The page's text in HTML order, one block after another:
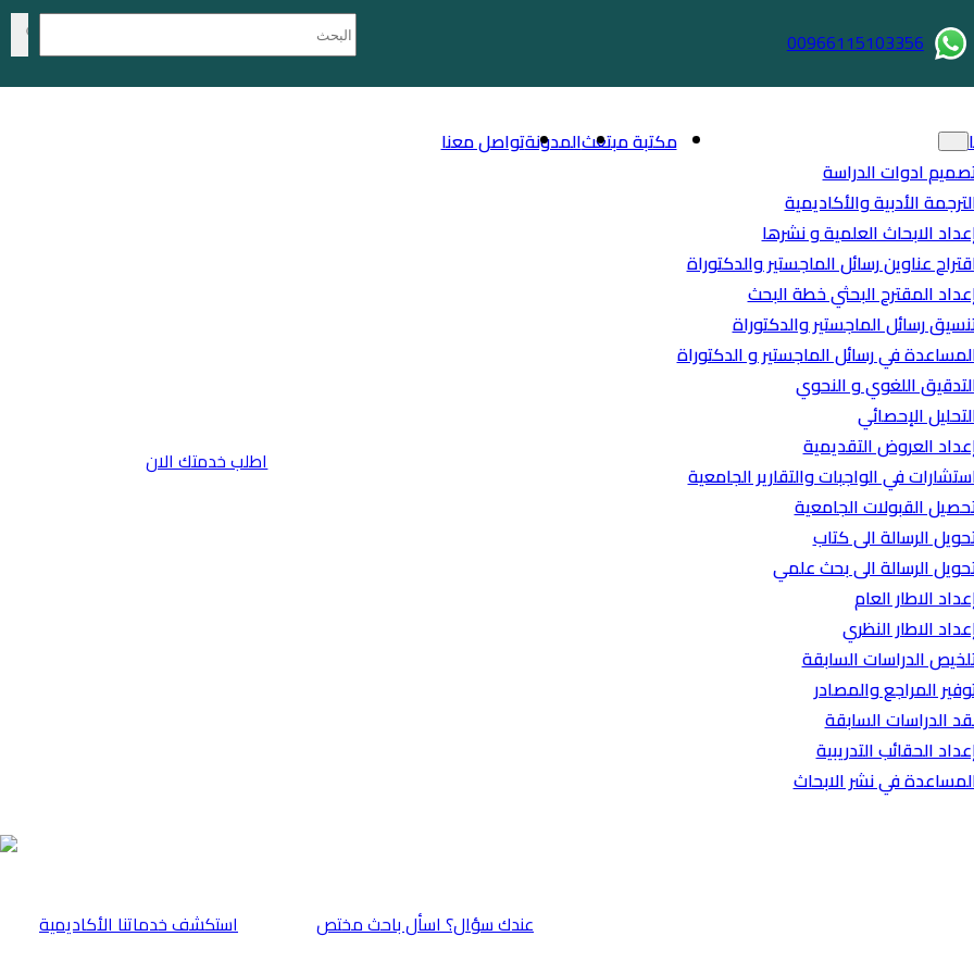
00966115103356
ادوات الدراسة
الأدبية والأكاديمية
الابحاث العلمية و نشرها
عناوين رسائل الماجستير والدكتوراة
المقترح البحثي خطة البحث
رسائل الماجستير والدكتوراة
في رسائل الماجستير و الدكتوراة
اللغوي و النحوي
الإحصائي
العروض التقديمية
في الواجبات والتقارير الجامعية
القبولات الجامعية
الرسالة الى كتاب
الرسالة الى بحث علمي
الاطار العام
الاطار النظري
الدراسات السابقة
المراجع والمصادر
الدراسات السابقة
الحقائب التدريبية
في نشر الابحاث
مكتبة مبتعثالمدونةتواصل معنا
اطلب خدمتك الان
⁠استكشف خدماتنا الأكاديمية عندك سؤال؟ اسأل باحث مختص